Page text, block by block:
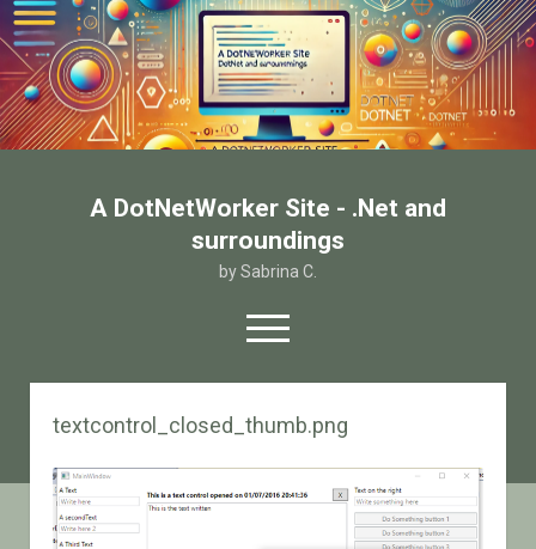
A DotNetWorker Site - .Net and
surroundings
by Sabrina C.
open
menu
twitterfacebook
email-form
Chi sono
textcontrol_closed_thumb.png